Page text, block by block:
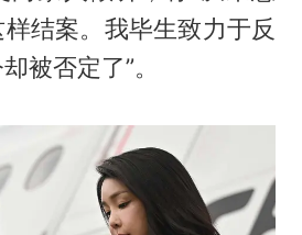
结案。我毕生致力于反
被否定了”。